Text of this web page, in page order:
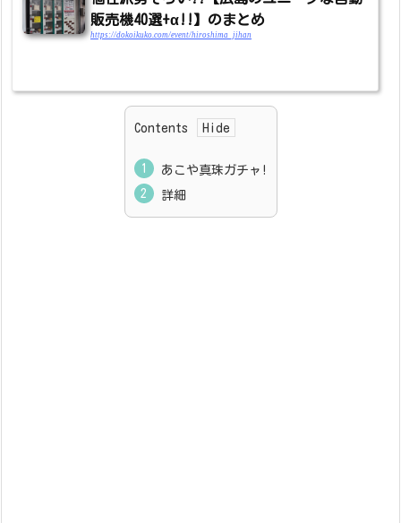
販売機40選+α!!】のまとめ
https://dokoikuko.com/event/hiroshima_jihan
Contents
あこや真珠ガチャ!
詳細